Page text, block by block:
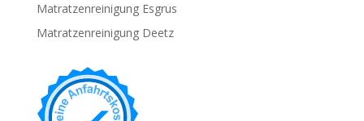
Matratzenreinigung Esgrus
Matratzenreinigung Deetz